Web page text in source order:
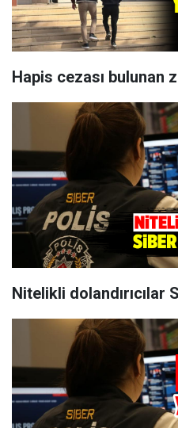
Hapis cezası bulunan
Nitelikli dolandırıcılar